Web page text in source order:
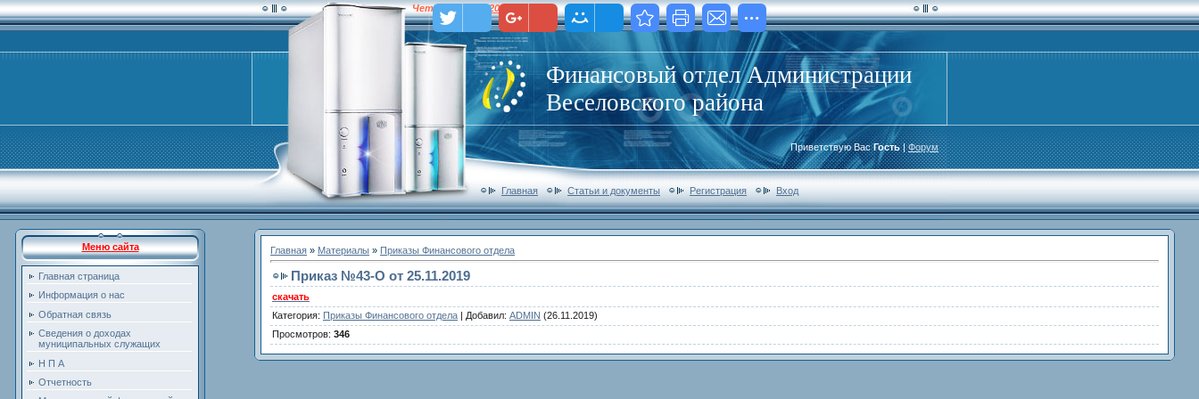
Четверг 06.08.2026
Финансовый отдел Администрации
Веселовского района
Приветствую Вас Гость|Форум
Главная Статьи и документы Регистрация Вход
Меню сайта
Главная страница
Информация о нас
Обратная связь
Сведения о доходах
муниципальных служащих
Н П А
Отчетность
Главная » Материалы » Приказы Финансового отдела
Приказ №43-O от 25.11.2019
скачать
Категория: Приказы Финансового отдела | Добавил: ADMIN (26.11.2019)
Просмотров: 346